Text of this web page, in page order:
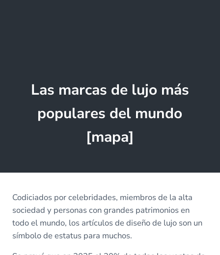
Las marcas de lujo más
populares del mundo
[mapa]
Codiciados por celebridades, miembros de la alta
sociedad y personas con grandes patrimonios en
todo el mundo, los artículos de diseño de lujo son un
símbolo de estatus para muchos.